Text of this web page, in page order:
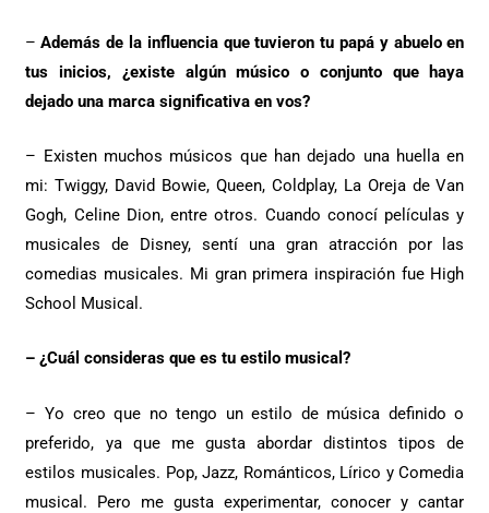
–Además de la influencia que tuvieron tu papá y abuelo en
tus inicios, ¿existe algún músico o conjunto que haya
dejado una marca significativa en vos?
– Existen muchos músicos que han dejado una huella en
mi: Twiggy, David Bowie, Queen, Coldplay, La Oreja de Van
Gogh, Celine Dion, entre otros. Cuando conocí películas y
musicales de Disney, sentí una gran atracción por las
comedias musicales. Mi gran primera inspiración fue High
School Musical.
– ¿Cuál consideras que es tu estilo musical?
– Yo creo que no tengo un estilo de música definido o
preferido, ya que me gusta abordar distintos tipos de
estilos musicales. Pop, Jazz, Románticos, Lírico y Comedia
musical. Pero me gusta experimentar, conocer y cantar